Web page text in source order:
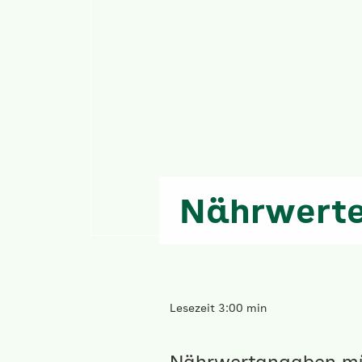
Lesezeit 3:00 min